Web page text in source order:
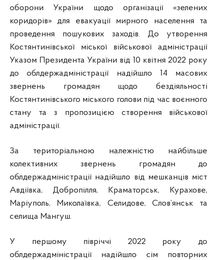
оборони України щодо організації «зелених
коридорів» для евакуації мирного населення та
проведення пошукових заходів. До утворення
Костянтинівської міської військової адміністрації
Указом Президента України від 10 квітня 2022 року
до облдержадміністрації надійшло 14 масових
звернень громадян щодо бездіяльності
Костянтинівського міського голови під час воєнного
стану та з пропозицією створення військової
адміністрації.
За територіальною належністю найбільше
колективних звернень громадян до
облдержадміністрації надійшло від мешканців міст
Авдіївка, Добропілля, Краматорськ, Курахове,
Маріуполь, Миколаївка, Селидове, Слов’янськ та
селища Мангуш.
У першому півріччі 2022 року до
облдержадміністрації надійшло сім повторних